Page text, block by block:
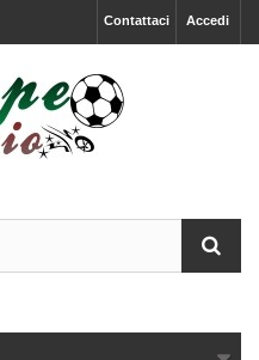
Accedi
Contattaci